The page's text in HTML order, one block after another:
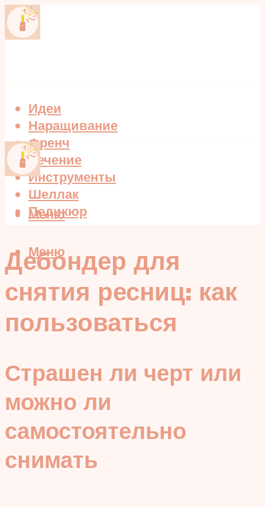
Идеи
Наращивание
Френч
Лечение
Инструменты
Шеллак
Педикюр
Меню
Меню
Дебондер для
снятия ресниц: как
пользоваться
Страшен ли черт или
можно ли
самостоятельно
снимать